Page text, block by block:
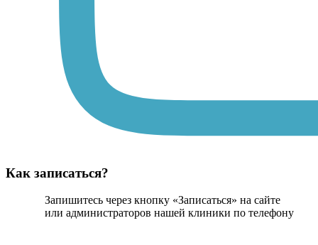
Как записаться?
Запишитесь через кнопку «Записаться» на сайте
или администраторов нашей клиники по телефону